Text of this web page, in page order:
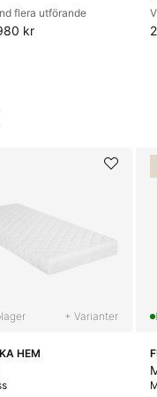
flera utförande
kr
+ Varianter
HEM